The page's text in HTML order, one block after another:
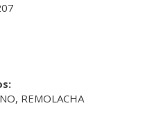
REMOLACHA